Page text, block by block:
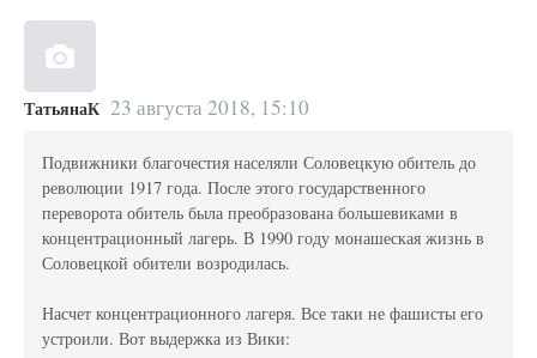
ТатьянаК 23 августа 2018, 15:10
Подвижники благочестия населяли Соловецкую обитель до
революции 1917 года. После этого государственного
переворота обитель была преобразована большевиками в
концентрационный лагерь. В 1990 году монашеская жизнь в
Соловецкой обители возродилась.
Насчет концентрационного лагеря. Все таки не фашисты его
устроили. Вот выдержка из Вики: